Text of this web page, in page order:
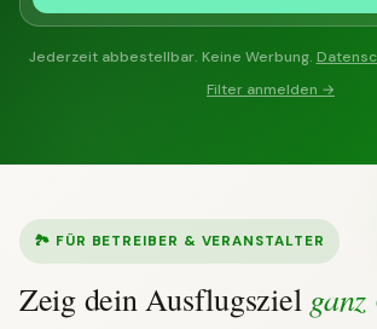
Jederzeit abbestellbar. Keine Werbung.
Filter anmelden →
🏞 FÜR BETREIBER & VERANSTALTER
Zeig dein Ausflugsziel